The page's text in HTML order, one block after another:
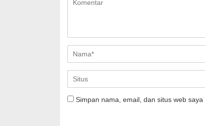
Simpan nama, email, dan situs web